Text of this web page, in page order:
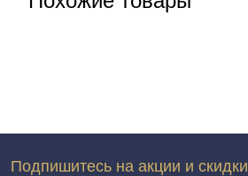
Подпишитесь на акции и скидки